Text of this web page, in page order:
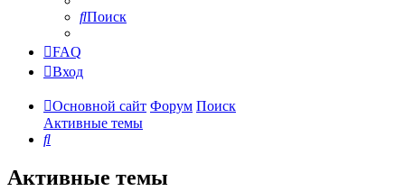
Поиск
FAQ
Вход
Основной сайт Форум Поиск
Активные темы
Поиск
Активные темы